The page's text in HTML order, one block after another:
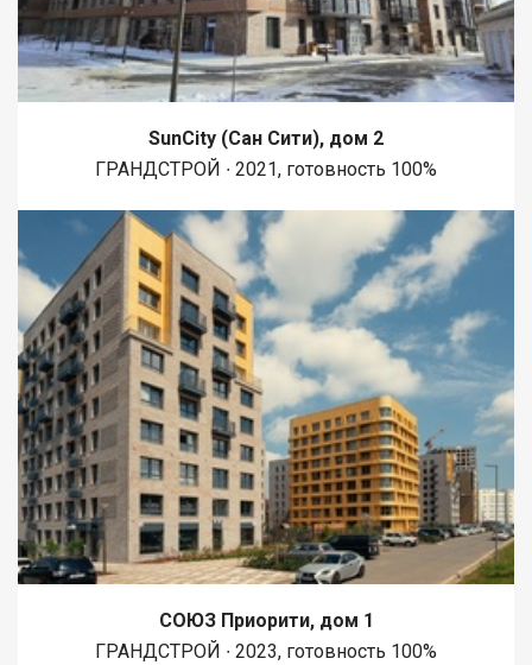
SunCity (Сан Сити), дом 2
ГРАНДСТРОЙ ∙ 2021, готовность 100%
СОЮЗ Приорити, дом 1
ГРАНДСТРОЙ ∙ 2023, готовность 100%